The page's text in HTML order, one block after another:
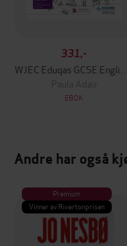
331,-
Paula Adair
EBOK
Andre har også
Premium
Vinner av Rivertonprisen